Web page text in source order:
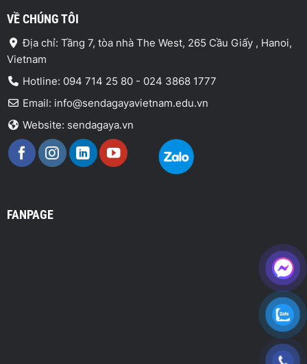
VỀ CHÚNG TÔI
Địa chỉ: Tầng 7, tòa nhà The West, 265 Cầu Giấy , Hanoi,
Vietnam
Hotline: 094 714 25 80 - 024 3868 1777
Email: info@sendagayavietnam.edu.vn
Website: sendagaya.vn
FANPAGE